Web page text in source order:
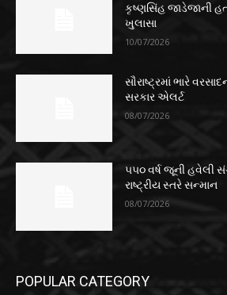
કૃષ્ણસિંહ જાડેજાની
ખુલાસા
10/07/2026
સૌરાષ્ટ્રમાં ભારે
સરકાર એલર્ટ
08/07/2026
૫૫૦ વર્ષ જૂની હવેલી
રાષ્ટ્રીય સ્તરે સન્માન
08/07/2026
POPULAR CATEGORY